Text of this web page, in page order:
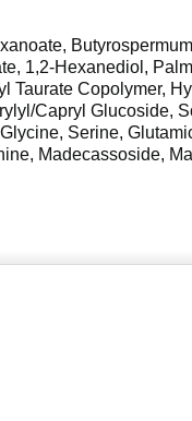
1,2-Hexanediol,
Taurate Copolymer,
Capryl Glucoside,
Serine,
Madecassoside,